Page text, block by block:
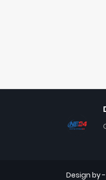
Design by -